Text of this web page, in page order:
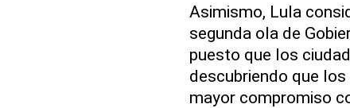
Asimismo, Lula
segunda ola de
puesto que los
descubriendo que
mayor compromiso